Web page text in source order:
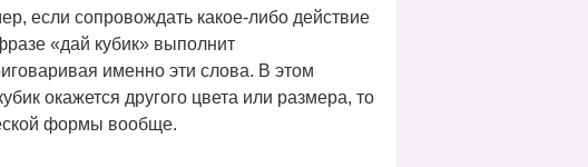
если сопровождать какое-либо действие
«дай кубик» выполнит
именно эти слова. В этом
окажется другого цвета или размера, то
формы вообще.